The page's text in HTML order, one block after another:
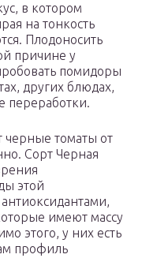
в котором
на тонкость
Плодоносить
причине у
помидоры
других блюдах,
переработки.
черные томаты от
Сорт Черная
этой
имеют массу
этого, у них есть
профиль